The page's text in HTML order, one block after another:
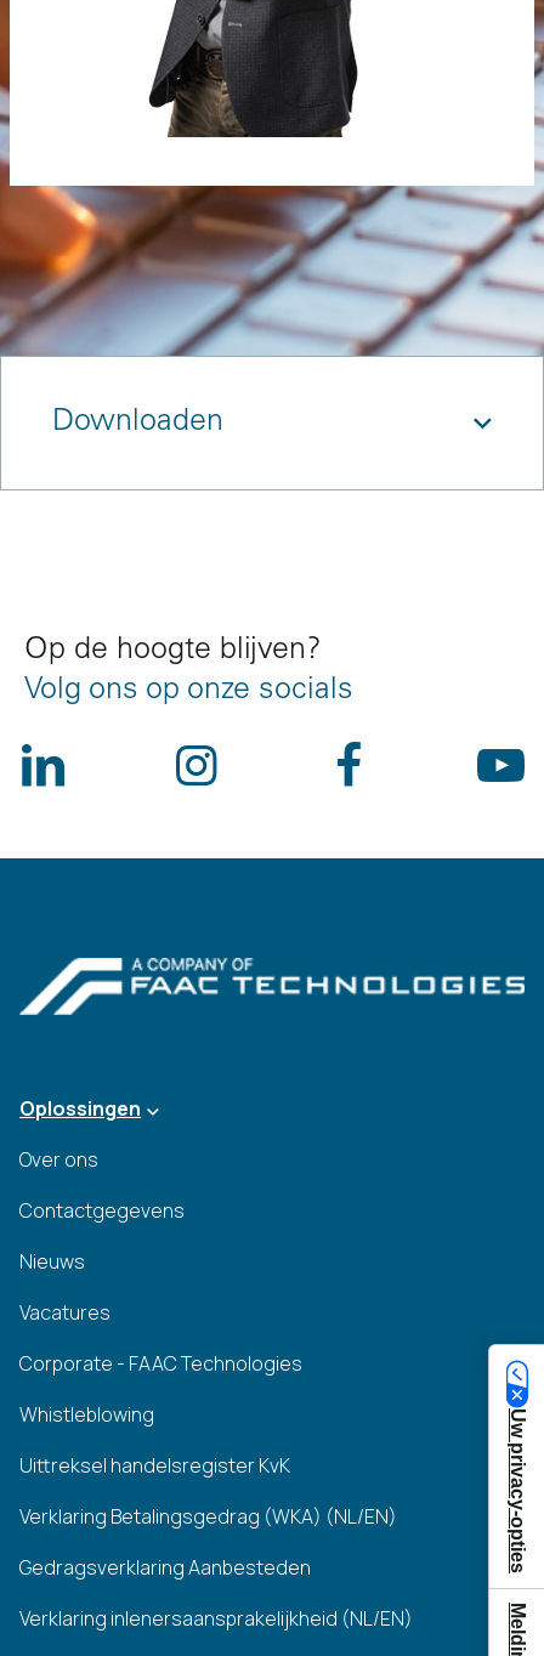
Downloaden
Op de hoogte blijven?
Volg ons op onze socials
Oplossingen
Over ons
Contactgegevens
Nieuws
Vacatures
Corporate - FAAC Technologies
Whistleblowing
Uittreksel handelsregister KvK
Verklaring Betalingsgedrag (WKA) (NL/EN)
Gedragsverklaring Aanbesteden
Verklaring inlenersaansprakelijkheid (NL/EN)
Uw privacy-opties